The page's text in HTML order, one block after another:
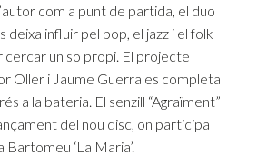
com a punt de partida, el duo
deixa influir pel pop, el jazz i el folk
un so propi. El projecte
Oller i Jaume Guerra es completa
a la bateria. El senzill “Agraïment”
del nou disc, on participa
‘La Maria’.